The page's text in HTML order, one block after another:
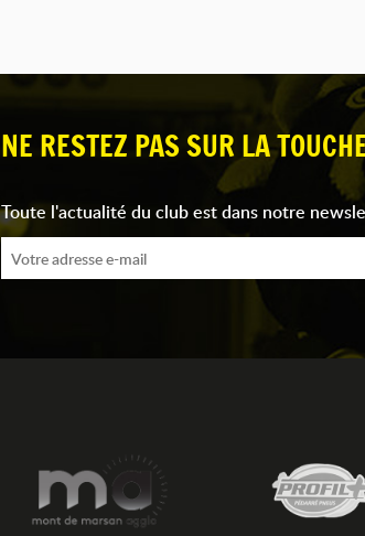
NE RESTEZ PAS SUR LA
Toute l'actualité du club est dans notre